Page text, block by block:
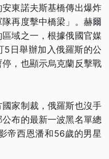
東諾夫斯基橋傳出爆炸
再度擊中橋梁」。赫爾
域之一，根據俄國官媒
5日舉辦加入俄羅斯的公
，也顯示烏克蘭反擊戰
家制裁，俄羅斯也沒手
布的最新一波黑名單總
帝西恩潘和56歲的男星